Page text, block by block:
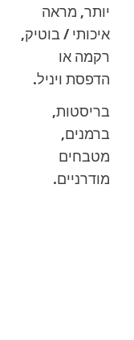
יותר, מראה
איכותי / בוטיק,
רקמה או
הדפסת ויניל.
בריסטות,
ברמנים,
מטבחים
מודרניים.